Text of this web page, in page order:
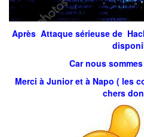
Après Attaque sérieuse de
Car nous
Merci à Junior et à Napo ( les
chers